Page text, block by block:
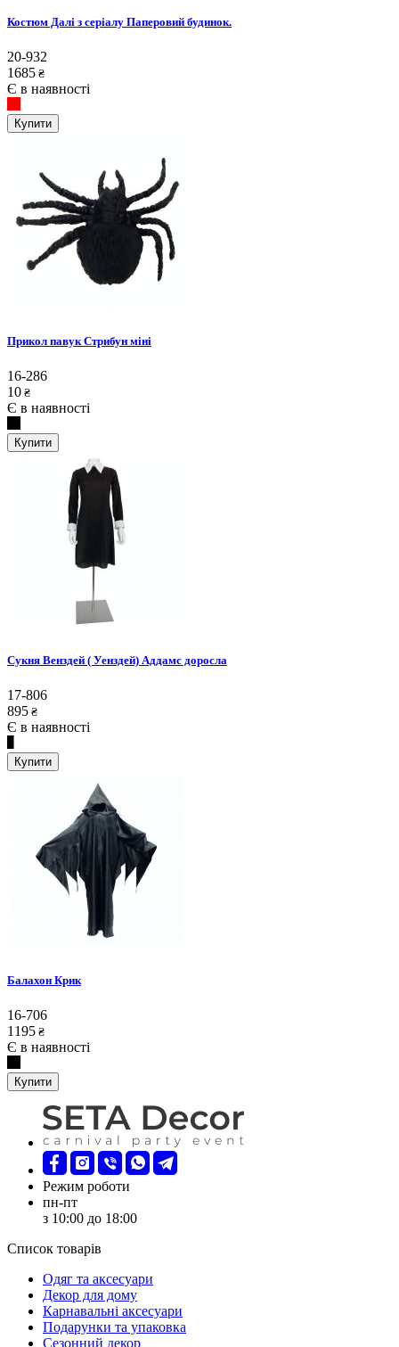
Костюм Далі з серіалу Паперовий будинок.
20-932
1685 ₴
Є в наявності
Купити
Прикол павук Стрибун міні
16-286
10 ₴
Є в наявності
Купити
Сукня Венздей ( Уенздей) Аддамс доросла
17-806
895 ₴
Є в наявності
Купити
Балахон Крик
16-706
1195 ₴
Є в наявності
Купити
Режим роботи
пн-пт
з 10:00 до 18:00
Список товарів
Oдяг та аксесуари
Декор для дому
Карнавальні аксесуари
Подарунки та упаковка
Сезонний декор